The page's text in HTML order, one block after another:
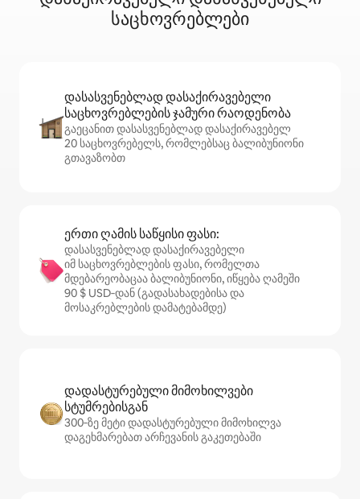
საცხოვრებლები
დასასვენებლად დასაქირავებელი
საცხოვრებლების ჯამური რაოდენობა
გაეცანით დასასვენებლად დასაქირავებელ
20 საცხოვრებელს, რომლებსაც ბალიბუნიონი
გთავაზობთ
ერთი ღამის საწყისი ფასი:
დასასვენებლად დასაქირავებელი
იმ საცხოვრებლების ფასი, რომელთა
მდებარეობაცაა ბალიბუნიონი, იწყება ღამეში
90 $ USD‑დან (გადასახადებისა და
მოსაკრებლების დამატებამდე)
დადასტურებული მიმოხილვები
სტუმრებისგან
300‑ზე მეტი დადასტურებული მიმოხილვა
დაგეხმარებათ არჩევანის გაკეთებაში